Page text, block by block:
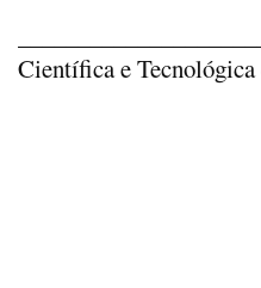
Científica e